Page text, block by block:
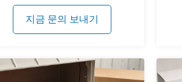
지금 문의 보내기